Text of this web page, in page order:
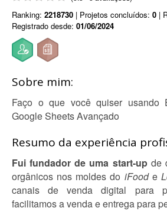
Ranking: 2218730 | Projetos concluídos: 0 |
Registrado desde: 01/06/2024
Sobre mim:
Faço o que você quiser usando
Google Sheets Avançado
Resumo da experiência
Fui fundador de uma start-upde
orgânicos nos moldes do iFoode
canais de venda digital para
facilitamos a venda e entrega para